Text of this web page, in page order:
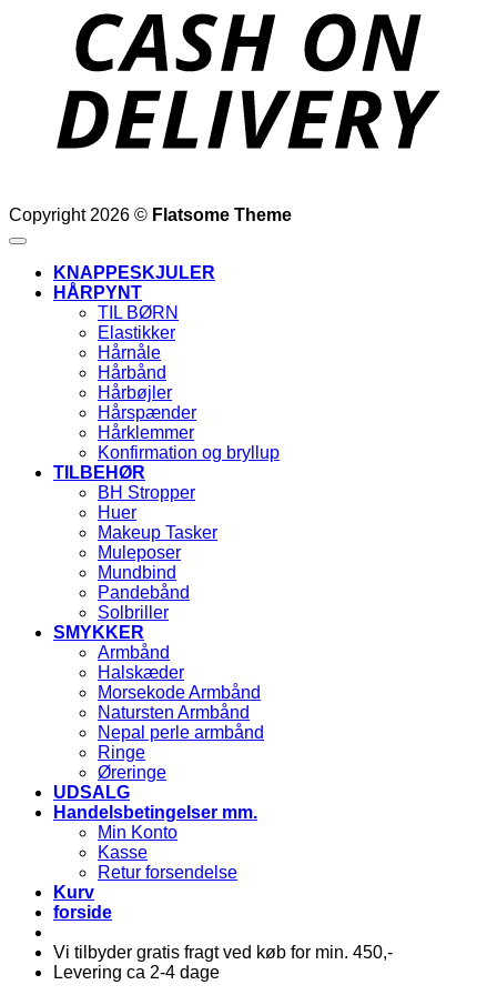
Copyright 2026 © Flatsome Theme
KNAPPESKJULER
HÅRPYNT
TIL BØRN
Elastikker
Hårnåle
Hårbånd
Hårbøjler
Hårspænder
Hårklemmer
Konfirmation og bryllup
TILBEHØR
BH Stropper
Huer
Makeup Tasker
Muleposer
Mundbind
Pandebånd
Solbriller
SMYKKER
Armbånd
Halskæder
Morsekode Armbånd
Natursten Armbånd
Nepal perle armbånd
Ringe
Øreringe
UDSALG
Handelsbetingelser mm.
Min Konto
Kasse
Retur forsendelse
Kurv
forside
Vi tilbyder gratis fragt ved køb for min. 450,-
Levering ca 2-4 dage